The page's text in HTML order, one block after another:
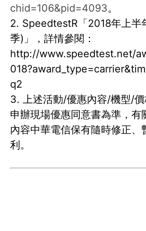
chid=106&pid=4093。
2. SpeedtestR「2018年上半
季)」，詳情參閱：
http://www.speedtest.net/
q2
3. 上述活動/優惠內容/機型/
申辦現場優惠同意書為準，有
內容中華電信保有隨時修正、
利。